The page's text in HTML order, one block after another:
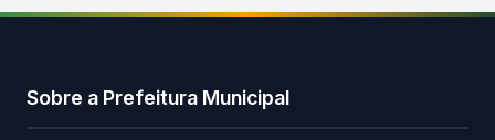
Sobre a Prefeitura Municipal